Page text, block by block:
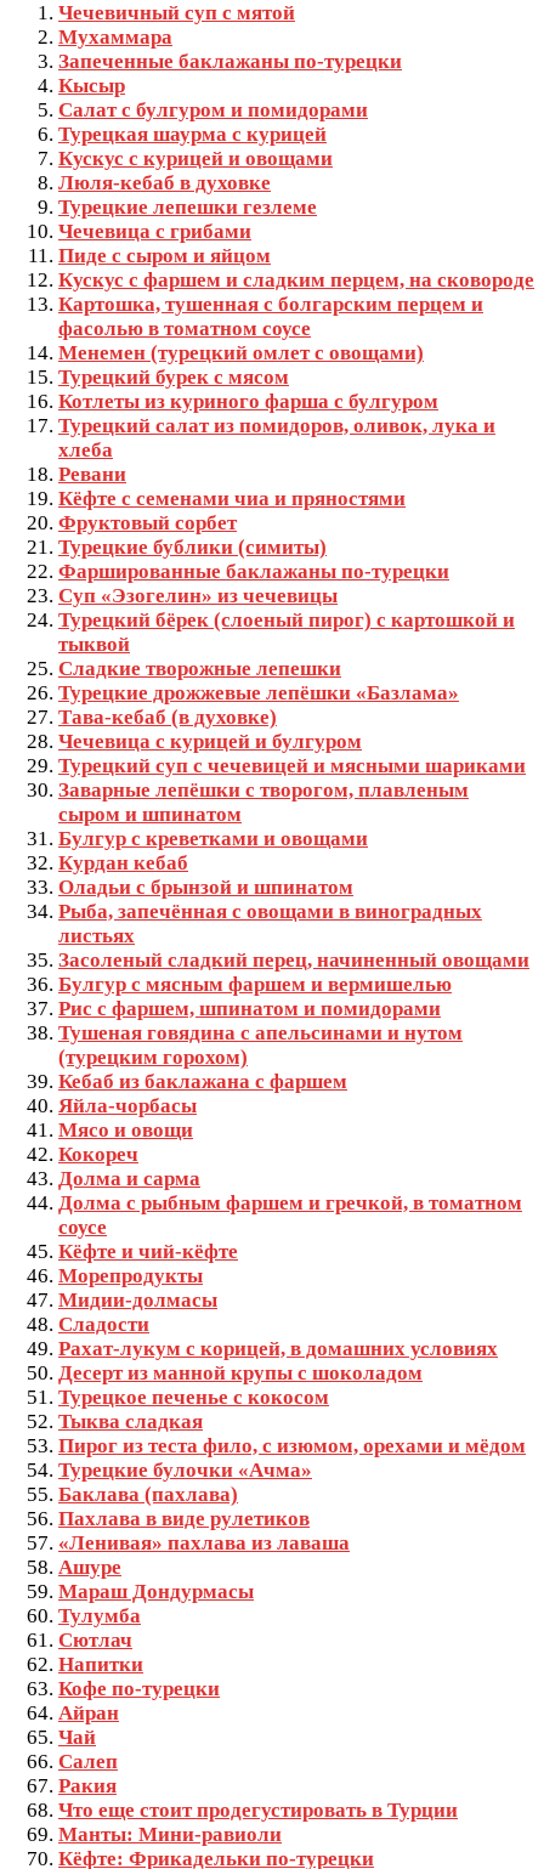
Чечевичный суп с мятой
Мухаммара
Запеченные баклажаны по-турецки
Кысыр
Салат с булгуром и помидорами
Турецкая шаурма с курицей
Кускус с курицей и овощами
Люля-кебаб в духовке
Турецкие лепешки гезлеме
Чечевица с грибами
Пиде с сыром и яйцом
Кускус с фаршем и сладким перцем, на сковороде
Картошка, тушенная с болгарским перцем и
фасолью в томатном соусе
Менемен (турецкий омлет с овощами)
Турецкий бурек с мясом
Котлеты из куриного фарша с булгуром
Турецкий салат из помидоров, оливок, лука и
хлеба
Ревани
Кёфте с семенами чиа и пряностями
Фруктовый сорбет
Турецкие бублики (симиты)
Фаршированные баклажаны по-турецки
Суп «Эзогелин» из чечевицы
Турецкий бёрек (слоеный пирог) с картошкой и
тыквой
Сладкие творожные лепешки
Турецкие дрожжевые лепёшки «Базлама»
Тава-кебаб (в духовке)
Чечевица с курицей и булгуром
Турецкий суп с чечевицей и мясными шариками
Заварные лепёшки с творогом, плавленым
сыром и шпинатом
Булгур с креветками и овощами
Курдан кебаб
Оладьи с брынзой и шпинатом
Рыба, запечённая с овощами в виноградных
листьях
Засоленый сладкий перец, начиненный овощами
Булгур с мясным фаршем и вермишелью
Рис с фаршем, шпинатом и помидорами
Тушеная говядина с апельсинами и нутом
(турецким горохом)
Кебаб из баклажана с фаршем
Яйла‑чорбасы
Мясо и овощи
Кокореч
Долма и сарма
Долма с рыбным фаршем и гречкой, в томатном
соусе
Кёфте и чий‑кёфте
Морепродукты
Мидии‑долмасы
Сладости
Рахат-лукум с корицей, в домашних условиях
Десерт из манной крупы с шоколадом
Турецкое печенье с кокосом
Тыква сладкая
Пирог из теста фило, с изюмом, орехами и мёдом
Турецкие булочки «Ачма»
Баклава (пахлава)
Пахлава в виде рулетиков
«Ленивая» пахлава из лаваша
Ашуре
Мараш Дондурмасы
Тулумба
Сютлач
Напитки
Кофе по-турецки
Айран
Чай
Салеп
Ракия
Что еще стоит продегустировать в Турции
Манты: Мини-равиоли
Кёфте: Фрикадельки по-турецки